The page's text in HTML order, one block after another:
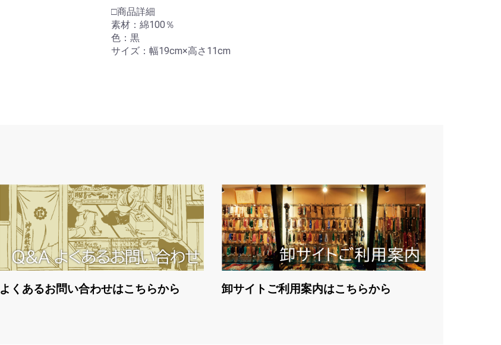
□商品詳細
素材：綿100％
色：黒
サイズ：幅19cm×高さ11cm
よくあるお問い合わせはこちらから 卸サイトご利用案内はこちらから